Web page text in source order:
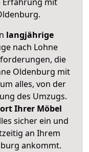
.
langjährige
nach Lohne
die
Oldenburg mit
alles, von der
des Umzugs.
Ihrer Möbel
sicher ein und
an Ihrem
ankommt.